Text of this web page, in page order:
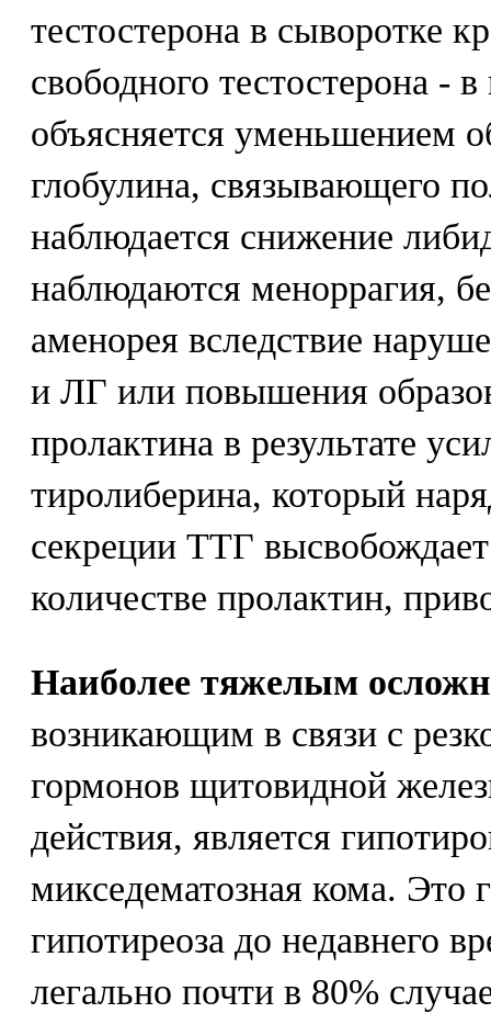
тестостерона в сыворотке
свободного тестостерона -
объясняется уменьшением
глобулина, связывающего
наблюдается снижение
наблюдаются меноррагия,
аменорея вследствие
и ЛГ или повышения
пролактина в результате
тиролиберина, который
секреции ТТГ
количестве пролактин,
Наиболее тяжелым
возникающим в связи с
гормонов щитовидной
действия, является
микседематозная кома. Это
гипотиреоза до недавнего
легально почти в 80%